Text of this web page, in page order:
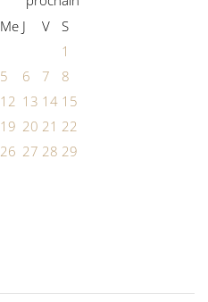
Me J V
S
1
5 6 7
8
12 13 14 15
19 20 21 22
26 27 28 29